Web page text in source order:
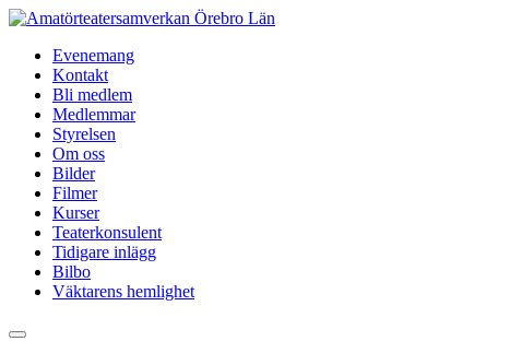
Hoppa
innehållEvenemang
Kontakt
Bli medlem
Medlemmar
Styrelsen
Om oss
Bilder
Filmer
Kurser
Teaterkonsulent
Tidigare inlägg
Bilbo
Väktarens hemlighet